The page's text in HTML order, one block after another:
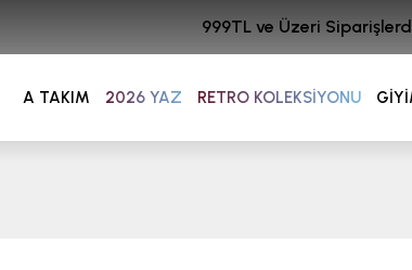
A TAKIM 2026 YAZ RETRO KOLEKSİYONU
999TL ve Üzeri